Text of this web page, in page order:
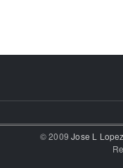
© 2009Jose L